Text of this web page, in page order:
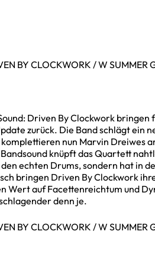
BY CLOCKWORK / W SUMMER
Driven By Clockwork
zurück. Die Band schlägt ein
nun Marvin Dreiwes
knüpft das Quartett
echten Drums, sondern hat in
bringen Driven By Clockwork
Wert auf Facettenreichtum und
denn je.
BY CLOCKWORK / W SUMMER